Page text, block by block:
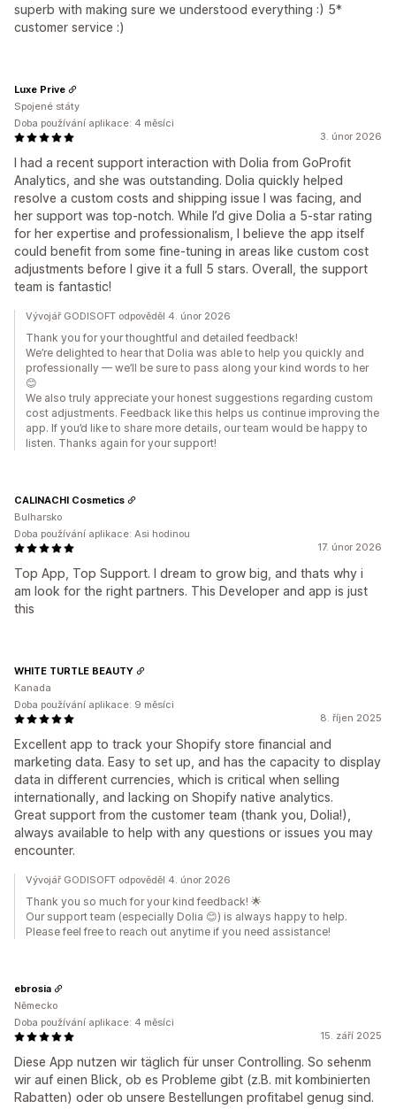
superb with making sure we understood everything :) 5*
customer service :)
3. únor 2026
I had a recent support interaction with Dolia from GoProfit
Analytics, and she was outstanding. Dolia quickly helped
resolve a custom costs and shipping issue I was facing, and
her support was top-notch. While I’d give Dolia a 5-star rating
for her expertise and professionalism, I believe the app itself
could benefit from some fine-tuning in areas like custom cost
adjustments before I give it a full 5 stars. Overall, the support
team is fantastic!
Luxe Prive
Spojené státy
Doba používání aplikace: 4 měsíci
Vývojář GODISOFT odpověděl 4. únor 2026
Thank you for your thoughtful and detailed feedback!
We’re delighted to hear that Dolia was able to help you quickly and
professionally — we’ll be sure to pass along your kind words to her
😊
We also truly appreciate your honest suggestions regarding custom
cost adjustments. Feedback like this helps us continue improving the
app. If you’d like to share more details, our team would be happy to
listen. Thanks again for your support!
17. únor 2026
Top App, Top Support. I dream to grow big, and thats why i
am look for the right partners. This Developer and app is just
this
CALINACHI Cosmetics
Bulharsko
Doba používání aplikace: Asi hodinou
8. říjen 2025
Excellent app to track your Shopify store financial and
marketing data. Easy to set up, and has the capacity to display
data in different currencies, which is critical when selling
internationally, and lacking on Shopify native analytics.
Great support from the customer team (thank you, Dolia!),
always available to help with any questions or issues you may
encounter.
WHITE TURTLE BEAUTY
Kanada
Doba používání aplikace: 9 měsíci
Vývojář GODISOFT odpověděl 4. únor 2026
Thank you so much for your kind feedback! 🌟
Our support team (especially Dolia 😊) is always happy to help.
Please feel free to reach out anytime if you need assistance!
15. září 2025
Diese App nutzen wir täglich für unser Controlling. So sehenm
wir auf einen Blick, ob es Probleme gibt (z.B. mit kombinierten
Rabatten) oder ob unsere Bestellungen profitabel genug sind.
ebrosia
Německo
Doba používání aplikace: 4 měsíci